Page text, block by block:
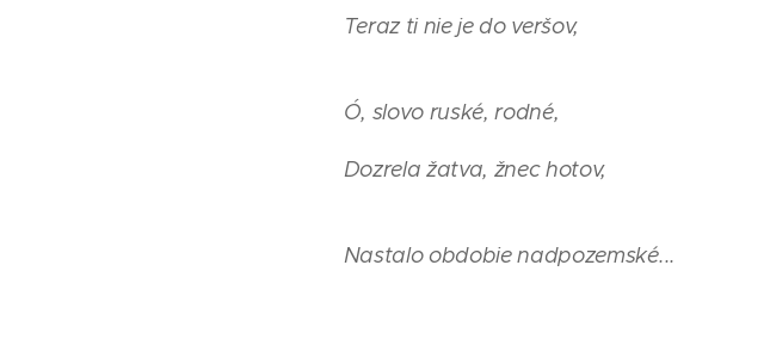
Teraz ti nie je do veršov,
Ó, slovo ruské, rodné,
Dozrela žatva, žnec hotov,
Nastalo obdobie nadpozemské...